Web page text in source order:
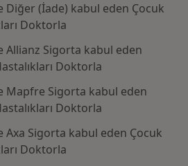
Diğer (İade) kabul eden Çocuk
Doktorla
Allianz Sigorta kabul eden
Doktorla
Mapfre Sigorta kabul eden
Doktorla
Sigorta kabul eden Çocuk
Doktorla